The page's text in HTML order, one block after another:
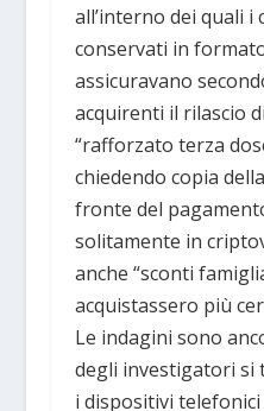
all’interno dei quali i
conservati in
assicuravano
acquirenti il rilascio
“rafforzato terza
chiedendo copia
fronte del
solitamente in
anche “sconti
acquistassero più
Le indagini sono
degli investigatori si
i dispositivi